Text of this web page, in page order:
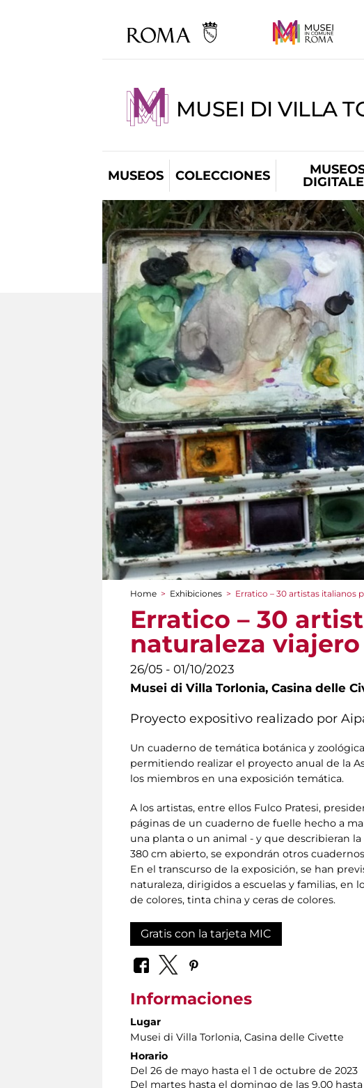
MUSEI DI VILLA
MUSEOS COLECCIONES
You are here
Home > Exhibiciones > Erratico – 30 artistas italianos
Erratico – 30
naturaleza viajero
26/05 - 01/10/2023
Musei di Villa Torlonia, Casina delle
Proyecto expositivo realizado por
Un cuaderno de temática botánica y
permitiendo realizar el proyecto anual de la
los miembros en una exposición temática.
A los artistas, entre ellos Fulco Pratesi,
páginas de un cuaderno de fuelle hecho a
una planta o un animal - y que describieran
380 cm abierto, se expondrán otros
En el transcurso de la exposición, se han
naturaleza, dirigidos a escuelas y familias, en
de colores, tinta china y ceras de colores.
Gratis con la tarjeta MIC
Informaciones
Lugar
Musei di Villa Torlonia, Casina delle Civette
Horario
Del 26 de mayo hasta el 1 de octubre de 2023
Del martes hasta el domingo de las 9.00 hasta